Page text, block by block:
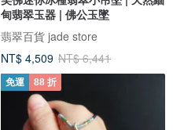
甸翡翠玉器 | 佛公玉墜
翡翠百貨 jade store
NT$ 4,509 NT$ 6,441
免運 88 折